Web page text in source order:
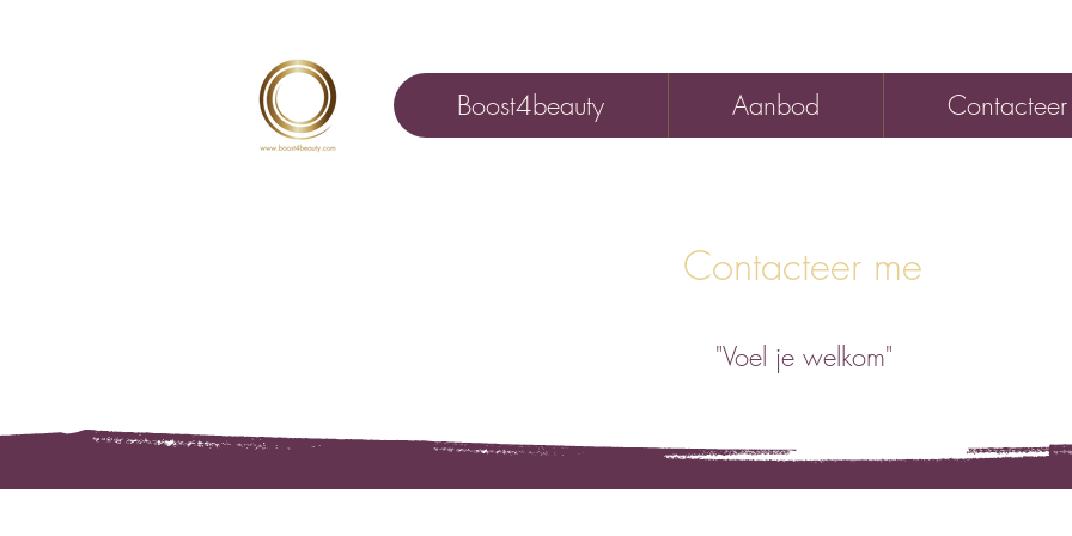
Boost4beauty Aanbod
Contacteer me
"Voel je welkom"